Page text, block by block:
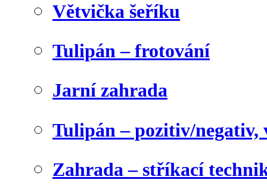
Větvička šeříku
Tulipán – frotování
Jarní zahrada
Tulipán – pozitiv/negativ,
Zahrada – stříkací